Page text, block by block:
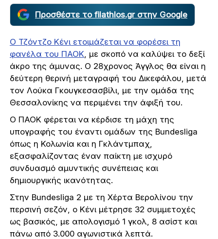
Προσθέστε το filathlos.gr στην Google
Ο Τζόντζο Κένι ετοιμάζεται να φορέσει τη
φανέλα του ΠΑΟΚ , με σκοπό να καλύψει το δεξί
άκρο της άμυνας. Ο 28χρονος Άγγλος θα είναι η
δεύτερη θερινή μεταγραφή του Δικεφάλου, μετά
τον Λούκα Γκουγκεσασβίλι, με την ομάδα της
Θεσσαλονίκης να περιμένει την άφιξή του.
Ο ΠΑΟΚ φέρεται να κέρδισε τη μάχη της
υπογραφής του έναντι ομάδων της Bundesliga
όπως η Κολωνία και η Γκλάντμπαχ,
εξασφαλίζοντας έναν παίκτη με ισχυρό
συνδυασμό αμυντικής συνέπειας και
δημιουργικής ικανότητας.
Στην Bundesliga 2 με τη Χέρτα Βερολίνου την
περσινή σεζόν, ο Κένι μέτρησε 32 συμμετοχές
ως βασικός, με απολογισμό 1 γκολ, 8 ασίστ και
πάνω από 3.000 αγωνιστικά λεπτά.